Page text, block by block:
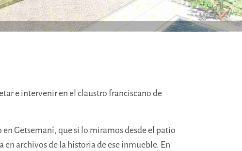
e intervenir en el claustro franciscano de
Getsemaní, que si lo miramos desde el patio
archivos de la historia de ese inmueble. En